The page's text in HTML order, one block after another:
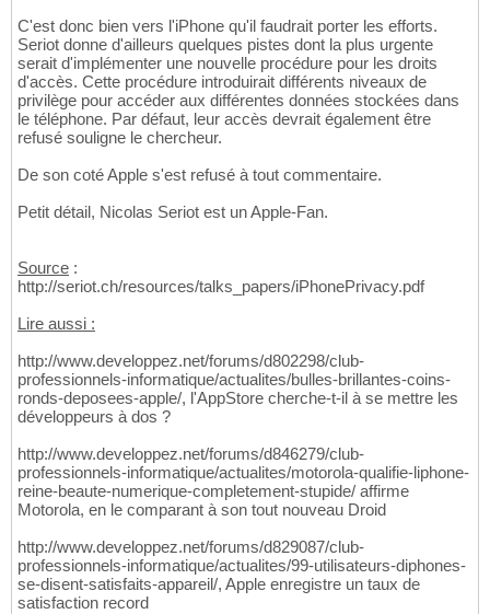
C'est donc bien vers l'iPhone qu'il faudrait porter les efforts.
Seriot donne d'ailleurs quelques pistes dont la plus urgente
serait d'implémenter une nouvelle procédure pour les droits
d'accès. Cette procédure introduirait différents niveaux de
privilège pour accéder aux différentes données stockées dans
le téléphone. Par défaut, leur accès devrait également être
refusé souligne le chercheur.
De son coté Apple s'est refusé à tout commentaire.
Petit détail, Nicolas Seriot est un Apple-Fan.
Source :
http://seriot.ch/resources/talks_papers/iPhonePrivacy.pdf
Lire aussi :
http://www.developpez.net/forums/d802298/club-
professionnels-informatique/actualites/bulles-brillantes-coins-
ronds-deposees-apple/, l'AppStore cherche-t-il à se mettre les
développeurs à dos ?
http://www.developpez.net/forums/d846279/club-
professionnels-informatique/actualites/motorola-qualifie-liphone-
reine-beaute-numerique-completement-stupide/ affirme
Motorola, en le comparant à son tout nouveau Droid
http://www.developpez.net/forums/d829087/club-
professionnels-informatique/actualites/99-utilisateurs-diphones-
se-disent-satisfaits-appareil/, Apple enregistre un taux de
satisfaction record